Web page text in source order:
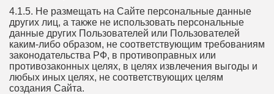
4.1.5. Не размещать на Сайте персональные данные
других лиц, а также не использовать персональные
данные других Пользователей или Пользователей
каким-либо образом, не соответствующим требованиям
законодательства РФ, в противоправных или
противозаконных целях, в целях извлечения выгоды и
любых иных целях, не соответствующих целям
создания Сайта.